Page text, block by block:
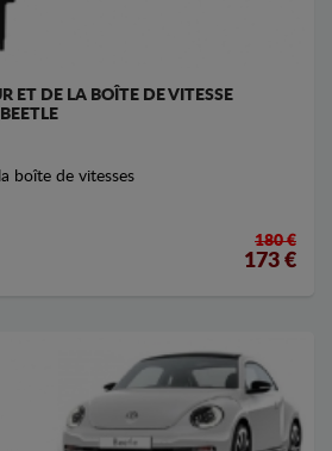
ET DE LA BOÎTE DE VITESSE
boîte de vitesses
180 €
173 €